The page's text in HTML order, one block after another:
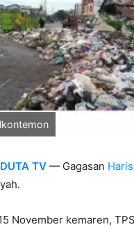
DUTA TV — Gagasan
November kemaren,